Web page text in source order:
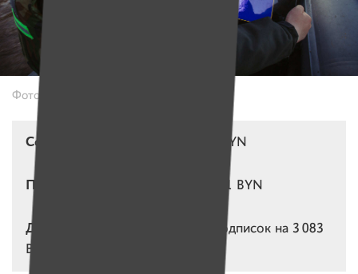
Фото: Александр Васюкович, ИМЕНА
Собрано за квартал: 10 968,93 BYN
Потрачено за квартал: 20 514,41 BYN
Действующие подписки:
306 подписок на 3 083
BYN в месяц